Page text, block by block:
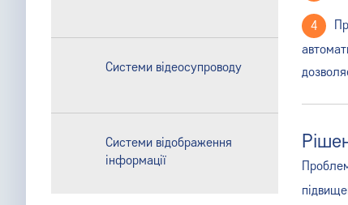
Системи відеосупроводу
Системи відображення
інформації